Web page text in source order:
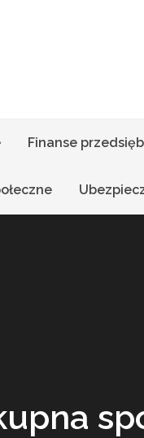
Finanse